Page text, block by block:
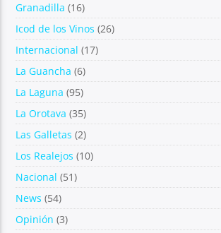
Granadilla (16)
Icod de los Vinos (26)
Internacional (17)
La Guancha (6)
La Laguna (95)
La Orotava (35)
Las Galletas (2)
Los Realejos (10)
Nacional (51)
News (54)
Opinión (3)